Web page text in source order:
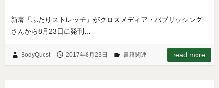
新著「ふたりストレッチ」がクロスメディア・パブリッシング
さんから8月23日に発刊…
BodyQuest 2017年8月23日 書籍関連 read more